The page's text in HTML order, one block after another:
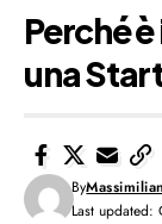
Perché
una
Last
By